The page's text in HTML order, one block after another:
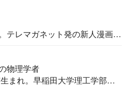
テレマガネット発の新人漫画
物理学者
まれ。早稲田大学理工学部物